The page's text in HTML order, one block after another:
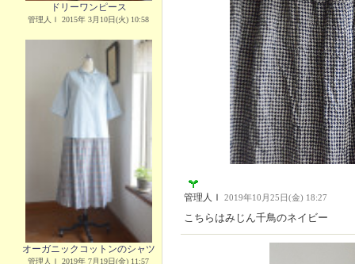
ドリーワンピース
管理人Ｉ 2015年 3月10日(火) 10:58
オーガニックコットンのシャツ
管理人Ｉ 2019年 7月19日(金) 11:57
管理人Ｉ 2019年10月25日(金) 18:27
こちらはみじん千鳥のネイビー